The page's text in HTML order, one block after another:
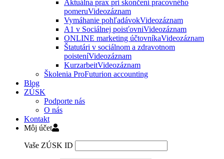
Aktuálna prax pri skončení pracovného
pomeruVideozáznam
Vymáhanie pohľadávokVideozáznam
A1 v Sociálnej poisťovniVideozáznam
ONLINE marketing účtovníkaVideozáznam
Štatutári v sociálnom a zdravotnom
poisteníVideozáznam
KurzarbeitVideozáznam
Školenia ProFuturion accounting
Blog
ZÚSK
Podporte nás
O nás
Kontakt
Môj účet
Vaše ZÚSK ID